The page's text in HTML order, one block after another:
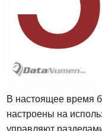
В настоящее время
настроены на
управляют